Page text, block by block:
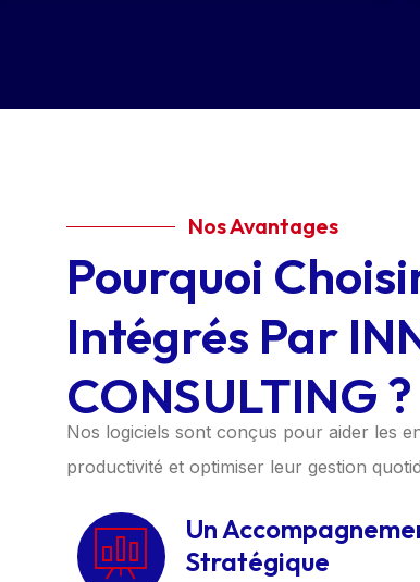
Nos Avantages
Pourquoi
Intégrés Par
CONSULTING ?
Nos logiciels sont conçus pour aider les
productivité et optimiser leur gestion
Un
Stratégique